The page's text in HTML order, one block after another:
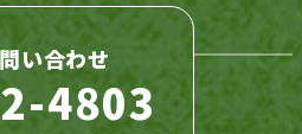
い合わせ
4803